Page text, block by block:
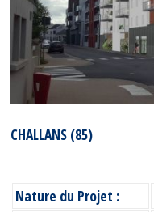
CHALLANS (85)
Nature du Projet :